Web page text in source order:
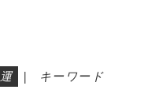
| キーワード